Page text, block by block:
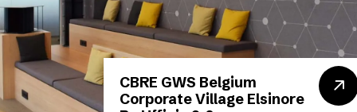
CBRE GWS Belgium
Corporate Village Elsinore